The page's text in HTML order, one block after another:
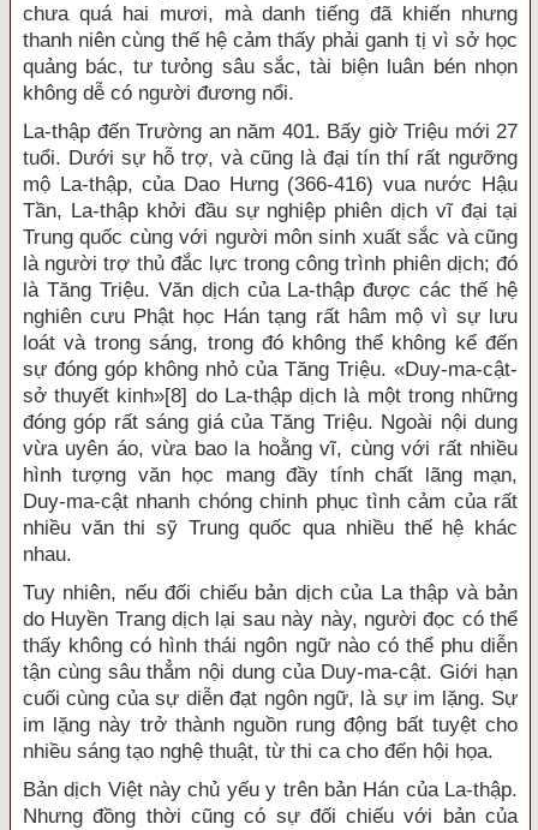
chưa quá hai mươi, mà danh tiếng đã khiến nhưng
thanh niên cùng thế hệ cảm thấy phải ganh tị vì sở học
quảng bác, tư tưỏng sâu sắc, tài biện luân bén nhọn
không dễ có người đương nổi.
La-thập đến Trường an năm 401. Bấy giờ Triệu mới 27
tuổi. Dưới sự hỗ trợ, và cũng là đại tín thí rất ngưỡng
mộ La-thập, của Dao Hưng (366-416) vua nước Hậu
Tần, La-thập khởi đầu sự nghiệp phiên dịch vĩ đại tại
Trung quốc cùng với người môn sinh xuất sắc và cũng
là người trợ thủ đắc lực trong công trình phiên dịch; đó
là Tăng Triệu. Văn dịch của La-thập được các thế hệ
nghiên cưu Phật học Hán tạng rất hâm mộ vì sự lưu
loát và trong sáng, trong đó không thể không kể đến
sự đóng góp không nhỏ của Tăng Triệu. «Duy-ma-cật-
sở thuyết kinh»[8] do La-thập dịch là một trong những
đóng góp rất sáng giá của Tăng Triệu. Ngoài nội dung
vừa uyên áo, vừa bao la hoằng vĩ, cùng với rất nhiều
hình tượng văn học mang đầy tính chất lãng mạn,
Duy-ma-cật nhanh chóng chinh phục tình cảm của rất
nhiều văn thi sỹ Trung quốc qua nhiều thế hệ khác
nhau.
Tuy nhiên, nếu đối chiếu bản dịch của La thập và bản
do Huyền Trang dịch lại sau này này, người đọc có thể
thấy không có hình thái ngôn ngữ nào có thể phu diễn
tận cùng sâu thẳm nội dung của Duy-ma-cật. Giới hạn
cuối cùng của sự diễn đạt ngôn ngữ, là sự im lặng. Sự
im lặng này trở thành nguồn rung động bất tuyệt cho
nhiều sáng tạo nghệ thuật, từ thi ca cho đến hội họa.
Bản dịch Việt này chủ yếu y trên bản Hán của La-thập.
Nhưng đồng thời cũng có sự đối chiếu với bản của